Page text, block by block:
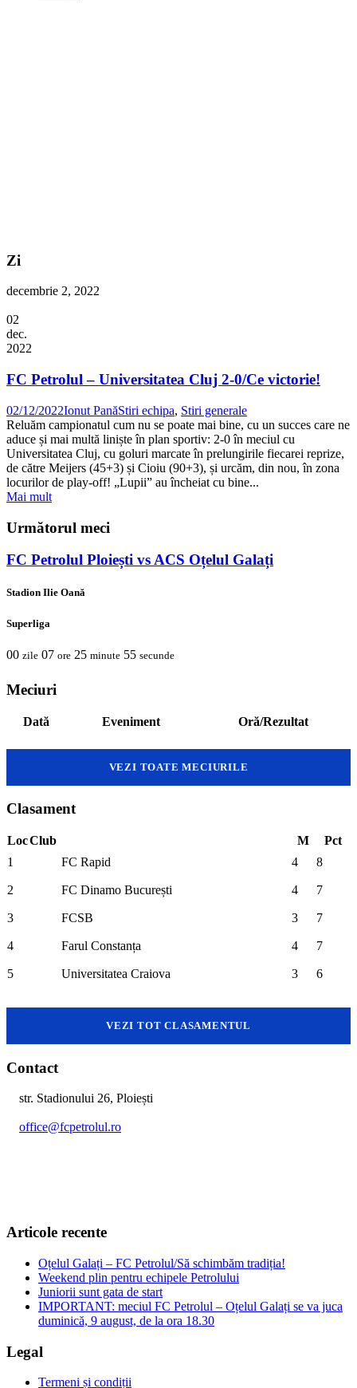
Zi
decembrie 2, 2022
02
dec.
2022
FC Petrolul – Universitatea Cluj 2-0/Ce victorie!
02/12/2022Ionut PanăStiri echipa, Stiri generale
Reluăm campionatul cum nu se poate mai bine, cu un succes care ne
aduce și mai multă liniște în plan sportiv: 2-0 în meciul cu
Universitatea Cluj, cu goluri marcate în prelungirile fiecarei reprize,
de către Meijers (45+3) și Cioiu (90+3), și urcăm, din nou, în zona
locurilor de play-off! „Lupii” au încheiat cu bine...
Mai mult
Următorul meci
FC Petrolul Ploiești vs ACS Oțelul Galați
Stadion Ilie Oană
Superliga
00 zile 07 ore 25 minute 55 secunde
Meciuri
Dată Eveniment Oră/Rezultat
VEZI TOATE MECIURILE
Clasament
LocClub M
Pct
1
FC Rapid 4 8
2 FC Dinamo București 4 7
3 FCSB 3 7
4 Farul Constanța 4 7
5 Universitatea Craiova 3 6
VEZI TOT CLASAMENTUL
Contact
str. Stadionului 26, Ploiești
office@fcpetrolul.ro
Articole recente
Oțelul Galați – FC Petrolul/Să schimbăm tradiția!
Weekend plin pentru echipele Petrolului
Juniorii sunt gata de start
IMPORTANT: meciul FC Petrolul – Oțelul Galați se va juca
duminică, 9 august, de la ora 18.30
Legal
Termeni și condiții